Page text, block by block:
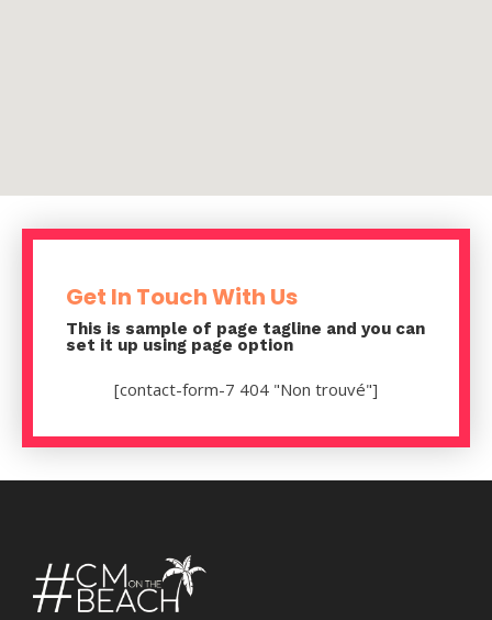
Get In Touch With Us
This is sample of page tagline and you can
set it up using page option
[contact-form-7 404 "Non trouvé"]